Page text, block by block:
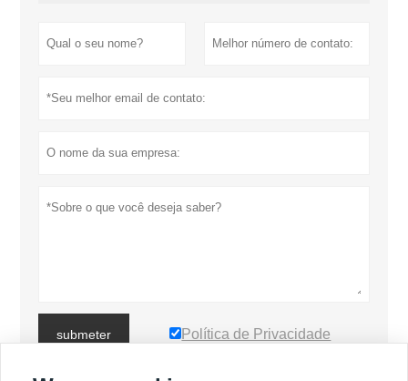
submeter Política de Privacidade